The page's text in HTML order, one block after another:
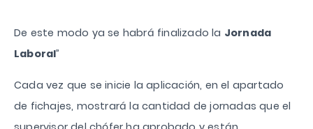
De este modo ya se habrá finalizado la Jornada
Laboral”
Cada vez que se inicie la aplicación, en el apartado
de fichajes, mostrará la cantidad de jornadas que el